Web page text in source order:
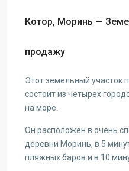
Котор, Моринь —
продажу
Этот земельный участок
состоит из четырех
на море.
Он расположен в очень
деревни Моринь, в 5
пляжных баров и в 10